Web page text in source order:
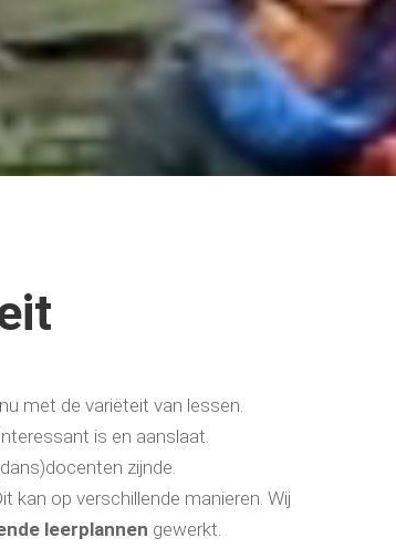
met de variëteit van lessen.
is en aanslaat.
zijnde.
kan op verschillende manieren. Wij
leerplannen gewerkt.